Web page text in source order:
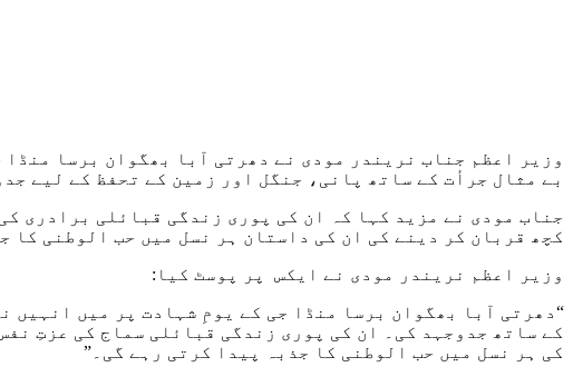
وزیر اعظم جناب نریندر مودی نے دھرتی آبا بھگوان برسا
بے مثال جرأت کے ساتھ پانی، جنگل اور زمین کے تحفظ کے لیے
جناب مودی نے مزید کہا کہ ان کی پوری زندگی قبائلی برادری
کچھ قربان کر دینے کی ان کی داستان ہر نسل میں حب الوطنی کا
وزیر اعظم نریندر مودی نے ایکس پر پوسٹ کیا:
“دھرتی آبا بھگوان برسا منڈا جی کے یومِ شہادت پر میں انہیں
کے ساتھ جدوجہد کی۔ ان کی پوری زندگی قبائلی سماج کی عزتِ
کی ہر نسل میں حب الوطنی کا جذبہ پیدا کرتی رہے گی۔”